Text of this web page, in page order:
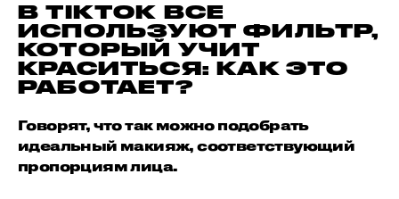
В TIKTOK ВСЕ
ИСПОЛЬЗУЮТ ФИЛЬТР,
КОТОРЫЙ УЧИТ
КРАСИТЬСЯ: КАК ЭТО
РАБОТАЕТ?
Говорят, что так можно подобрать
идеальный макияж, соответствующий
пропорциям лица.